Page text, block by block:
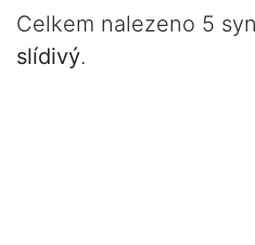
Celkem nalezeno 5
slídivý.